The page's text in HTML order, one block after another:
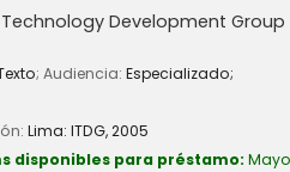
Development Group
; Audiencia: Especializado;
Lima: ITDG,2005
disponibles para préstamo: